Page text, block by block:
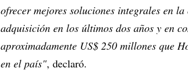
ofrecer mejores soluciones integrales en
adquisición en los últimos dos años y en
aproximadamente US$ 250 millones que
en el país", declaró.